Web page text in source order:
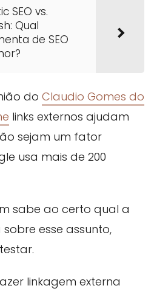
SEO vs.
Qual
de SEO
do Claudio Gomes do
links externos ajudam
sejam um fator
usa mais de 200
sabe ao certo qual a
esse assunto,
linkagem externa